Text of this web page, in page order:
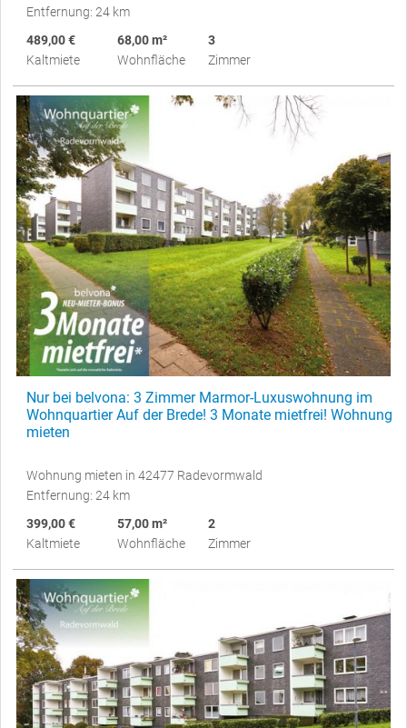
Entfernung: 24 km
489,00 €
Kaltmiete
68,00 m²
Wohnfläche
3
Zimmer
Nur bei belvona: 3 Zimmer Marmor-Luxuswohnung im
Wohnquartier Auf der Brede! 3 Monate mietfrei! Wohnung
mieten
Wohnung mieten in 42477 Radevormwald
Entfernung: 24 km
399,00 €
Kaltmiete
57,00 m²
Wohnfläche
2
Zimmer